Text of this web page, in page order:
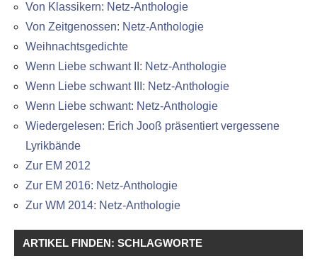
Von Klassikern: Netz-Anthologie
Von Zeitgenossen: Netz-Anthologie
Weihnachtsgedichte
Wenn Liebe schwant II: Netz-Anthologie
Wenn Liebe schwant III: Netz-Anthologie
Wenn Liebe schwant: Netz-Anthologie
Wiedergelesen: Erich Jooß präsentiert vergessene
Lyrikbände
Zur EM 2012
Zur EM 2016: Netz-Anthologie
Zur WM 2014: Netz-Anthologie
ARTIKEL FINDEN: SCHLAGWORTE